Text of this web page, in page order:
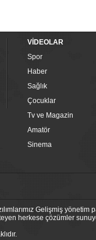
VİDEOLAR
Spor
Haber
Sağlık
Çocuklar
Tv ve Magazin
Amatör
Sinema
Gelişmiş
herkese çözümler